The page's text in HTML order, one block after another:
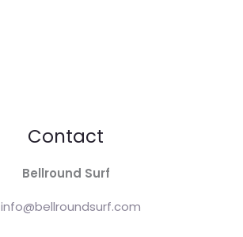
Contact
Bellround Surf
info@bellroundsurf.com